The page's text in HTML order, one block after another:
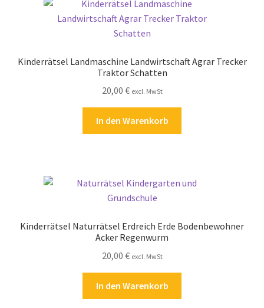
Mein Konto
Kinderrätsel Landmaschine Landwirtschaft Agrar Trecker
Traktor Schatten
20,00 € excl. MwSt
In den Warenkorb
Kinderrätsel Naturrätsel Erdreich Erde Bodenbewohner
Acker Regenwurm
20,00 € excl. MwSt
In den Warenkorb